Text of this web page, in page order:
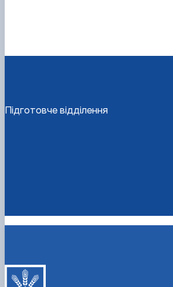
Підготовче відділення